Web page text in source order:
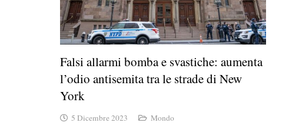
Falsi allarmi bomba e svastiche: aumenta
l’odio antisemita tra le strade di New
York
5 Dicembre 2023 Mondo